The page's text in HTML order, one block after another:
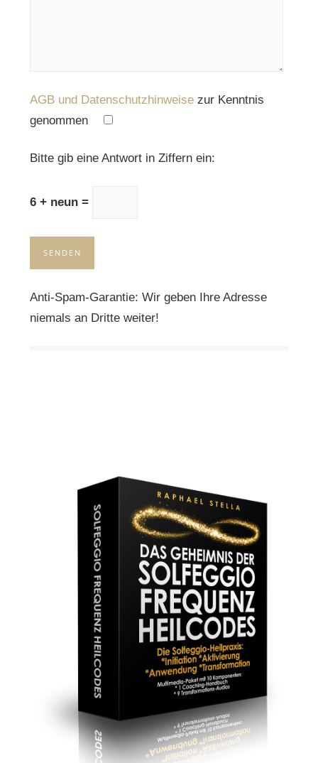
AGB und Datenschutzhinweise zur Kenntnis
genommen
Please leave this field empty.
Bitte gib eine Antwort in Ziffern ein:
6 + neun =
Anti-Spam-Garantie: Wir geben Ihre Adresse
niemals an Dritte weiter!